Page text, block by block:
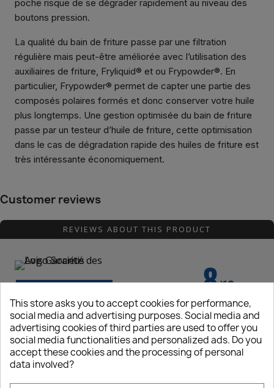
poche risque de se dégrader rapidement au niveau des
boutons pression.
La qualité du bain de friture passe par une filtration
régulière mais peut-être améliorée avec l’utilisation des
auxiliaires de friture, Fryliquid® et ou Frypowder®. En
particulier, Frypowder® permet de capter une partie des
composés polaires formés et donc conserver votre huile
plus longtemps. Une gestion optimisée du bain de friture
passe par un testeur d’huile de friture, cette optimisation
dans le cas de dégradation rapide des huiles de friture est
très intéressante économiquement.
Customer reviews
REVIEWS ABOUT THIS PRODUCT
Reviews subject to control
8/10
Based on 1 review
Jamil e.
Published 16/11/2022 à 18:46 (Order date: 09/11/2022)
Create wishlist ×
Wishlist name
This store asks you to accept cookies for performance,
social media and advertising purposes. Social media and
advertising cookies of third parties are used to offer you
social media functionalities and personalized ads. Do you
accept these cookies and the processing of personal
data involved?